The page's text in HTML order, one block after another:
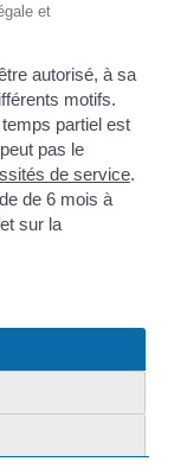
et
autorisé, à sa
motifs.
partiel est
pas le
de service.
de 6 mois à
sur la